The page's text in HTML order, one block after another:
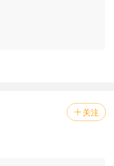
 关注